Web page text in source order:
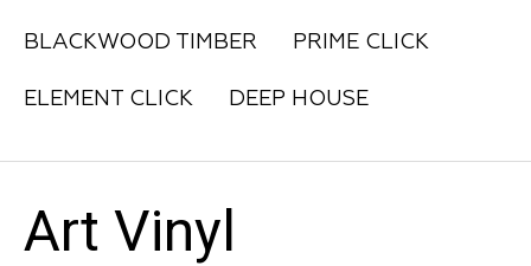
BLACKWOOD TIMBER PRIME CLICK
ELEMENT CLICK DEEP HOUSE
Art Vinyl